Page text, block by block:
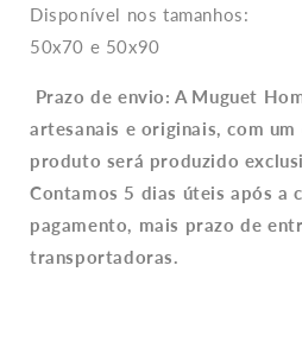
Disponível nos tamanhos:
50x70 e 50x90
Prazo de envio: A Muguet
artesanais e originais, com um
produto será produzido
Contamos 5 dias úteis após a
pagamento, mais prazo de
transportadoras.